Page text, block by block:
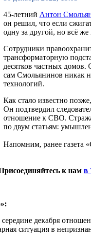
45-летний Антон
он решил, что если
одну за другой, но всё
Сотрудники
трансформаторную
десятков частных
сам Смольянинов никак
технологий.
Как стало известно
Он подтвердил
отношение к СВО. Стража
по двум статьям:
Напомним, ранее газета
к нам в
декабря
ситуация в